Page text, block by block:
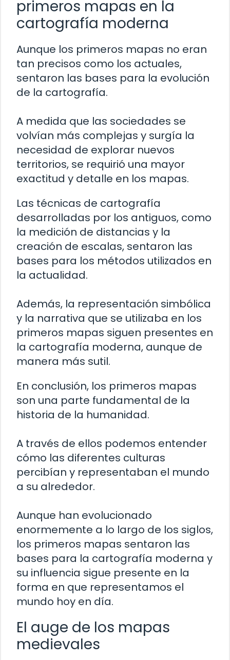
primeros mapas en la
cartografía moderna
Aunque los primeros mapas no eran
tan precisos como los actuales,
sentaron las bases para la evolución
de la cartografía.
A medida que las sociedades se
volvían más complejas y surgía la
necesidad de explorar nuevos
territorios, se requirió una mayor
exactitud y detalle en los mapas.
Las técnicas de cartografía
desarrolladas por los antiguos, como
la medición de distancias y la
creación de escalas, sentaron las
bases para los métodos utilizados en
la actualidad.
Además, la representación simbólica
y la narrativa que se utilizaba en los
primeros mapas siguen presentes en
la cartografía moderna, aunque de
manera más sutil.
En conclusión, los primeros mapas
son una parte fundamental de la
historia de la humanidad.
A través de ellos podemos entender
cómo las diferentes culturas
percibían y representaban el mundo
a su alrededor.
Aunque han evolucionado
enormemente a lo largo de los siglos,
los primeros mapas sentaron las
bases para la cartografía moderna y
su influencia sigue presente en la
forma en que representamos el
mundo hoy en día.
El auge de los mapas
medievales